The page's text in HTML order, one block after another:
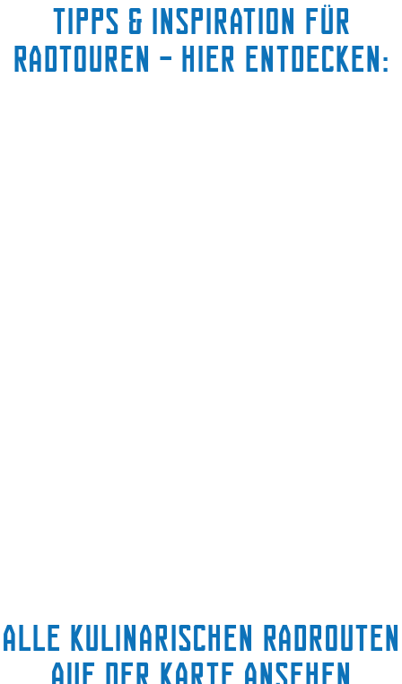
Tipps & Inspiration für
Radtouren – hier entdecken:
Alle kulinarischen Radrouten
auf der Karte ansehen